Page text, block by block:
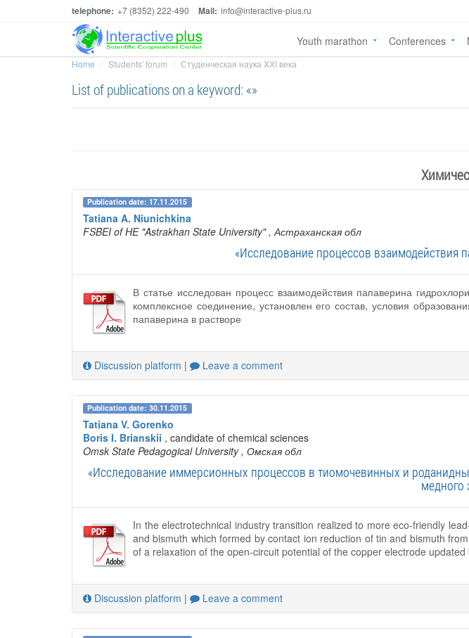
telephone: +7 (8352) 222-490 Mail: info@interactive-plus.ru
Youth marathon Conferences
Home Students' forum Студенческая наука XXI века
List of publications on a keyword: «»
Publication date: 17.11.2015
Tatiana A. Niunichkina
FSBEI of HE "Astrakhan State University" , Астраханская обл
«Исследование процессов взаимодействия
В статье исследован процесс взаимодействия папаверина
комплексное соединение, установлен его состав, условия
папаверина в растворе
Discussion platform | Leave a comment
Publication date: 30.11.2015
Tatiana V. Gorenko
Boris I. Brianskii , candidate of chemical sciences
Omsk State Pedagogical University , Омская обл
«Исследование иммерсионных процессов в тиомочевинных и
медного
In the electrotechnical industry transition realized to more eco-friendly
and bismuth which formed by contact ion reduction of tin and bismuth
of a relaxation of the open-circuit potential of the copper electrode
Discussion platform | Leave a comment